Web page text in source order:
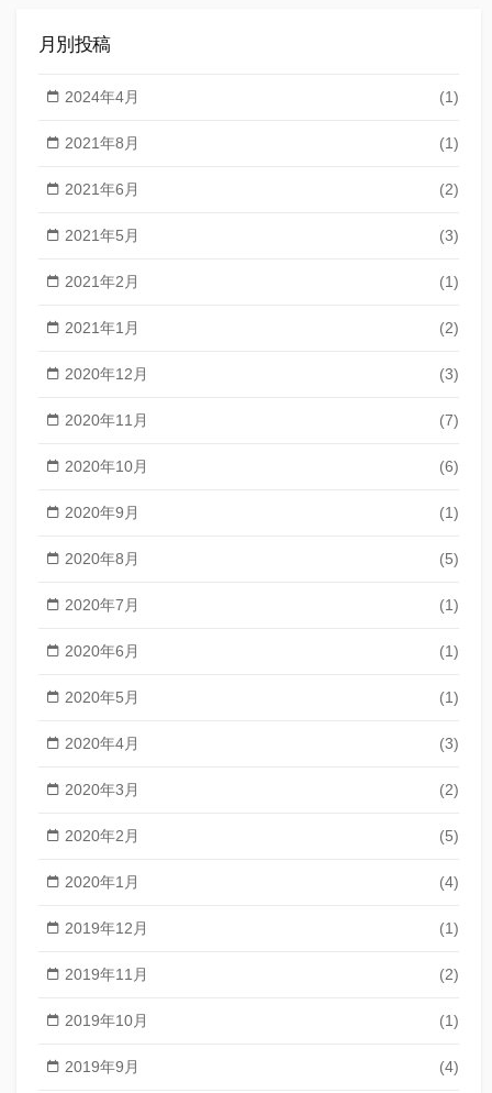
月別投稿
2024年4月 (1)
2021年8月 (1)
2021年6月 (2)
2021年5月 (3)
2021年2月 (1)
2021年1月 (2)
2020年12月 (3)
2020年11月 (7)
2020年10月 (6)
2020年9月 (1)
2020年8月 (5)
2020年7月 (1)
2020年6月 (1)
2020年5月 (1)
2020年4月 (3)
2020年3月 (2)
2020年2月 (5)
2020年1月 (4)
2019年12月 (1)
2019年11月 (2)
2019年10月 (1)
2019年9月 (4)